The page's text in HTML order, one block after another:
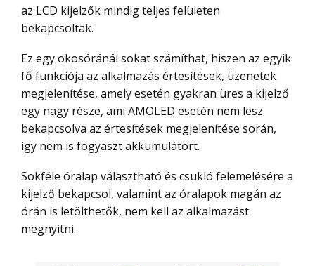
az LCD kijelzők mindig teljes felületen
bekapcsoltak.
Ez egy okosóránál sokat számíthat, hiszen az egyik
fő funkciója az alkalmazás értesítések, üzenetek
megjelenítése, amely esetén gyakran üres a kijelző
egy nagy része, ami AMOLED esetén nem lesz
bekapcsolva az értesítések megjelenítése során,
így nem is fogyaszt akkumulátort.
Sokféle óralap választható és csukló felemelésére a
kijelző bekapcsol, valamint az óralapok magán az
órán is letölthetők, nem kell az alkalmazást
megnyitni.